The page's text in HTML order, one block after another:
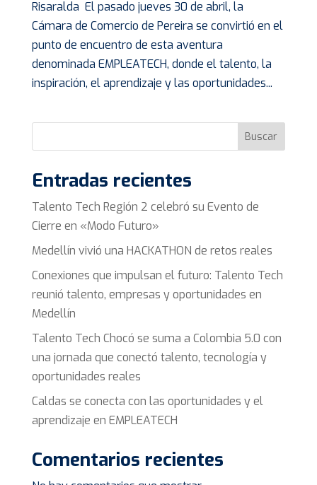
Risaralda El pasado jueves 30 de abril, la
Cámara de Comercio de Pereira se convirtió en el
punto de encuentro de esta aventura
denominada EMPLEATECH, donde el talento, la
inspiración, el aprendizaje y las oportunidades...
Buscar
Entradas recientes
Talento Tech Región 2 celebró su Evento de
Cierre en «Modo Futuro»
Medellín vivió una HACKATHON de retos reales
Conexiones que impulsan el futuro: Talento Tech
reunió talento, empresas y oportunidades en
Medellín
Talento Tech Chocó se suma a Colombia 5.0 con
una jornada que conectó talento, tecnología y
oportunidades reales
Caldas se conecta con las oportunidades y el
aprendizaje en EMPLEATECH
Comentarios recientes